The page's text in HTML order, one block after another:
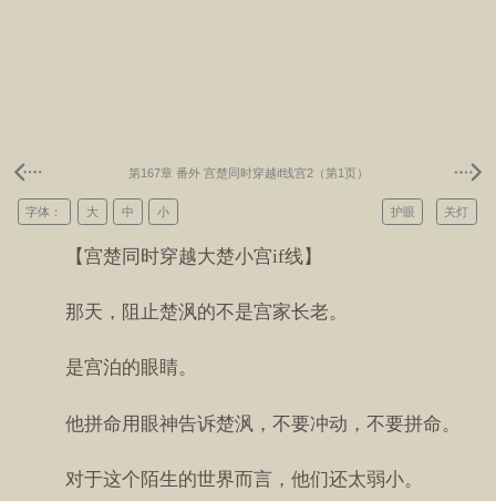
第167章 番外 宫楚同时穿越if线宫2（第1页）
关灯
护眼
字体： 大 中 小
【宫楚同时穿越大楚小宫if线】
那天，阻止楚沨的不是宫家长老。
是宫泊的眼睛。
他拼命用眼神告诉楚沨，不要冲动，不要拼命。
对于这个陌生的世界而言，他们还太弱小。